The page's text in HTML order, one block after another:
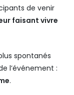
de venir
faisant vivre
spontanés
l’événement :
.